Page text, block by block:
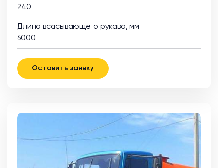
240
Длина всасывающего рукава, мм
6000
Оставить заявку